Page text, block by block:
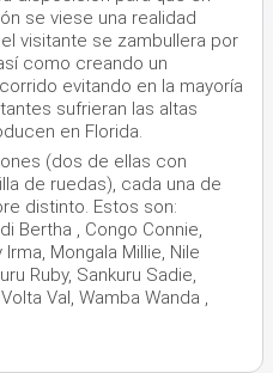
se viese una realidad
visitante se zambullera por
como creando un
evitando en la mayoría
sufrieran las altas
en Florida.
(dos de ellas con
de ruedas), cada una de
distinto. Estos son:
Bertha , Congo Connie,
Mongala Millie, Nile
Ruby, Sankuru Sadie,
Val, Wamba Wanda ,